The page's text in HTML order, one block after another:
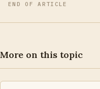
END OF ARTICLE
More on this topic